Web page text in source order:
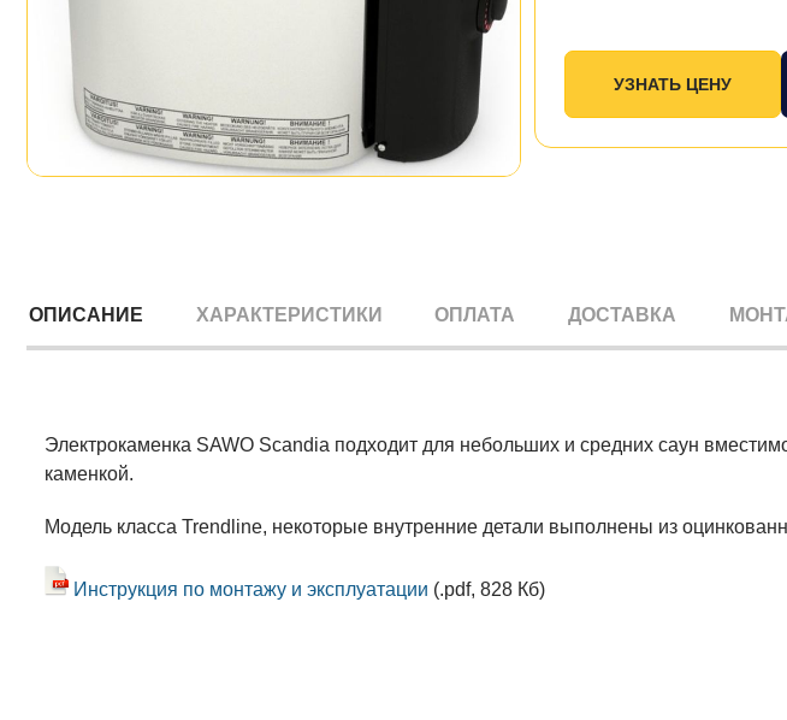
ОПИСАНИЕ ХАРАКТЕРИСТИКИ ОПЛАТА ДОСТАВКА
Электрокаменка SAWO Scandia подходит для небольших и средних саун
каменкой.
Модель класса Trendline, некоторые внутренние детали выполнены из
Инструкция по монтажу и эксплуатации (.pdf, 828 Кб)